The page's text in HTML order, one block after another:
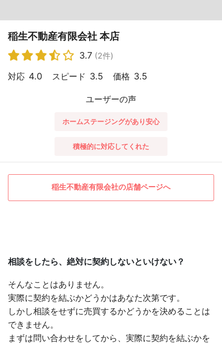
稲生不動産有限会社 本店
3.7 (2件)
対応 4.0 スピード 3.5 価格 3.5
ユーザーの声
ホームステージングがあり安心
積極的に対応してくれた
稲生不動産有限会社の店舗ページへ
相談をしたら、絶対に契約しないといけない？
そんなことはありません。
実際に契約を結ぶかどうかはあなた次第です。
しかし相談をせずに売買するかどうかを決めることは
できません。
まずは問い合わせをしてから、実際に契約を結ぶかを